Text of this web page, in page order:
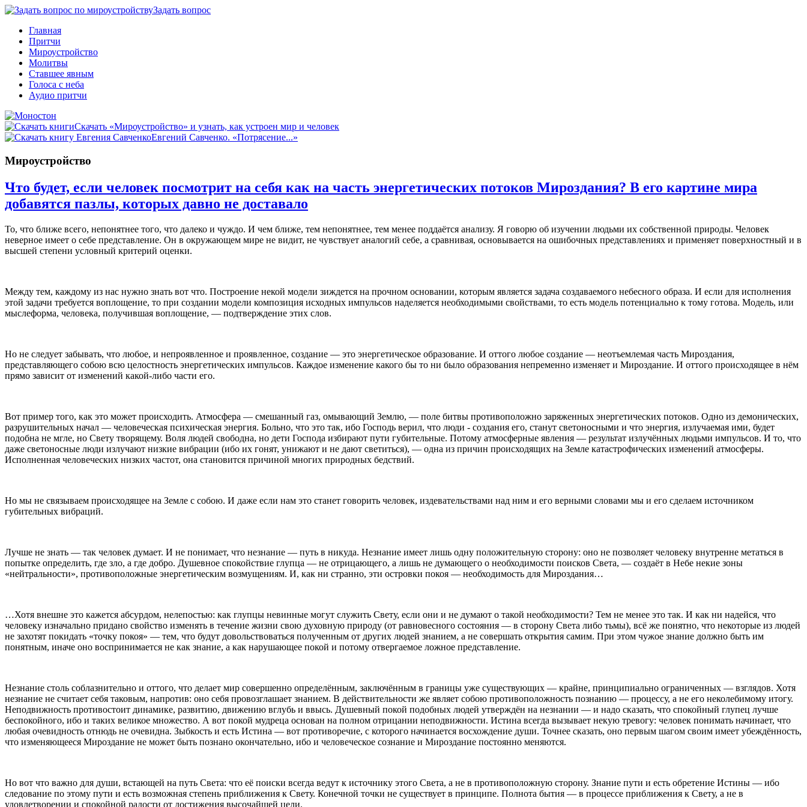
Задать вопрос
Главная
Притчи
Мироустройство
Молитвы
Ставшее явным
Голоса с неба
Аудио притчи
Скачать «Мироустройство» и узнать, как устроен мир и человек
Евгений Савченко. «Потрясение...»
Мироустройство
Что будет, если человек посмотрит на себя как на часть энергетических потоков Мироздания? В его картине мира
добавятся пазлы, которых давно не доставало
То, что ближе всего, непонятнее того, что далеко и чуждо. И чем ближе, тем непонятнее, тем менее поддаётся анализу. Я говорю об изучении людьми их собственной природы. Человек
неверное имеет о себе представление. Он в окружающем мире не видит, не чувствует аналогий себе, а сравнивая, основывается на ошибочных представлениях и применяет поверхностный и в
высшей степени условный критерий оценки.
Между тем, каждому из нас нужно знать вот что. Построение некой модели зиждется на прочном основании, которым является задача создаваемого небесного образа. И если для исполнения
этой задачи требуется воплощение, то при создании модели композиция исходных импульсов наделяется необходимыми свойствами, то есть модель потенциально к тому готова. Модель, или
мыслеформа, человека, получившая воплощение, — подтверждение этих слов.
Но не следует забывать, что любое, и непроявленное и проявленное, создание — это энергетическое образование. И оттого любое создание — неотъемлемая часть Мироздания,
представляющего собою всю целостность энергетических импульсов. Каждое изменение какого бы то ни было образования непременно изменяет и Мироздание. И оттого происходящее в нём
прямо зависит от изменений какой-либо части его.
Вот пример того, как это может происходить. Атмосфера — смешанный газ, омывающий Землю, — поле битвы противоположно заряженных энергетических потоков. Одно из демонических,
разрушительных начал — человеческая психическая энергия. Больно, что это так, ибо Господь верил, что люди - создания его, станут светоносными и что энергия, излучаемая ими, будет
подобна не мгле, но Свету творящему. Воля людей свободна, но дети Господа избирают пути губительные. Потому атмосферные явления — результат излучённых людьми импульсов. И то, что
даже светоносные люди излучают низкие вибрации (ибо их гонят, унижают и не дают светиться), — одна из причин происходящих на Земле катастрофических изменений атмосферы.
Исполненная человеческих низких частот, она становится причиной многих природных бедствий.
Но мы не связываем происходящее на Земле с собою. И даже если нам это станет говорить человек, издевательствами над ним и его верными словами мы и его сделаем источником
губительных вибраций.
Лучше не знать — так человек думает. И не понимает, что незнание — путь в никуда. Незнание имеет лишь одну положительную сторону: оно не позволяет человеку внутренне метаться в
попытке определить, где зло, а где добро. Душевное спокойствие глупца — не отрицающего, а лишь не думающего о необходимости поисков Света, — создаёт в Небе некие зоны
«нейтральности», противоположные энергетическим возмущениям. И, как ни странно, эти островки покоя — необходимость для Мироздания…
…Хотя внешне это кажется абсурдом, нелепостью: как глупцы невинные могут служить Свету, если они и не думают о такой необходимости? Тем не менее это так. И как ни надейся, что
человеку изначально придано свойство изменять в течение жизни свою духовную природу (от равновесного состояния — в сторону Света либо тьмы), всё же понятно, что некоторые из людей
не захотят покидать «точку покоя» — тем, что будут довольствоваться полученным от других людей знанием, а не совершать открытия самим. При этом чужое знание должно быть им
понятным, иначе оно воспринимается не как знание, а как нарушающее покой и потому отвергаемое ложное представление.
Незнание столь соблазнительно и оттого, что делает мир совершенно определённым, заключённым в границы уже существующих — крайне, принципиально ограниченных — взглядов. Хотя
незнание не считает себя таковым, напротив: оно себя провозглашает знанием. В действительности же являет собою противоположность познанию — процессу, а не его неколебимому итогу.
Неподвижность противостоит динамике, развитию, движению вглубь и ввысь. Душевный покой подобных людей утверждён на незнании — и надо сказать, что спокойный глупец лучше
беспокойного, ибо и таких великое множество. А вот покой мудреца основан на полном отрицании неподвижности. Истина всегда вызывает некую тревогу: человек понимать начинает, что
любая очевидность отнюдь не очевидна. Зыбкость и есть Истина — вот противоречие, с которого начинается восхождение души. Точнее сказать, оно первым шагом своим имеет убеждённость,
что изменяющееся Мироздание не может быть познано окончательно, ибо и человеческое сознание и Мироздание постоянно меняются.
Но вот что важно для души, встающей на путь Света: что её поиски всегда ведут к источнику этого Света, а не в противоположную сторону. Знание пути и есть обретение Истины — ибо
следование по этому пути и есть возможная степень приближения к Свету. Конечной точки не существует в принципе. Полнота бытия — в процессе приближения к Свету, а не в
удовлетворении и спокойной радости от достижения высочайшей цели.